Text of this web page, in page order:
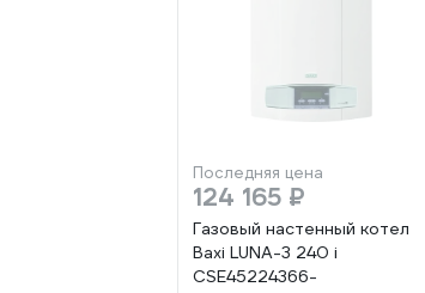
Последняя цена
124 165 ₽
Газовый настенный котел
Baxi LUNA-3 240 i
CSE45224366-